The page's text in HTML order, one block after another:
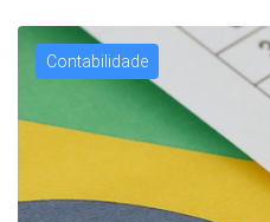
Contabilidade